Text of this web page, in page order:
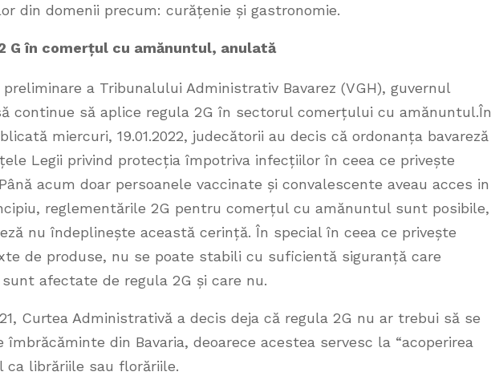
din domenii precum: curățenie și gastronomie.
G în comerțul cu amănuntul, anulată
a Tribunalului Administrativ Bavarez (VGH), guvernul
continue să aplice regula 2G în sectorul comerțului cu amănuntul.În
miercuri, 19.01.2022, judecătorii au decis că ordonanța bavareză
Legii privind protecția împotriva infecțiilor în ceea ce privește
acum doar persoanele vaccinate și convalescente aveau acces in
reglementările 2G pentru comerțul cu amănuntul sunt posibile,
nu îndeplinește această cerință. În special în ceea ce privește
de produse, nu se poate stabili cu suficientă siguranță care
sunt afectate de regula 2G și care nu.
Curtea Administrativă a decis deja că regula 2G nu ar trebui să se
îmbrăcăminte din Bavaria, deoarece acestea servesc la “acoperirea
ca librăriile sau florăriile.